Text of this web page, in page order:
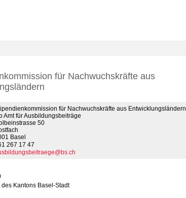
für Nachwuchskräfte aus
für Nachwuchskräfte aus Entwicklungsländern
Amt für Ausbildungsbeiträge
50
Basel
267 17 47
Kantons Basel-Stadt